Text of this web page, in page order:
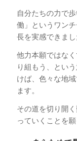
自分たちの力で
働」というワン
長を実感できまし
他力本願ではな
り組もう、とい
けば、色々な地
ます。
その道を切り開
っていくことを願